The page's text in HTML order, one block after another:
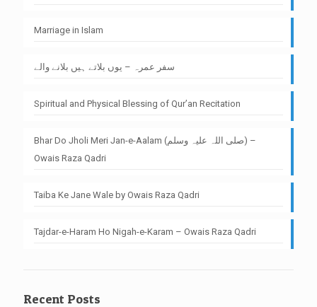
Marriage in Islam
سفر عمرہ – یوں بلاتے ہیں بلانے والے
Spiritual and Physical Blessing of Qur’an Recitation
Bhar Do Jholi Meri Jan-e-Aalam (صلی اللہ علیہ وسلم) –
Owais Raza Qadri
Taiba Ke Jane Wale by Owais Raza Qadri
Tajdar-e-Haram Ho Nigah-e-Karam – Owais Raza Qadri
Recent Posts